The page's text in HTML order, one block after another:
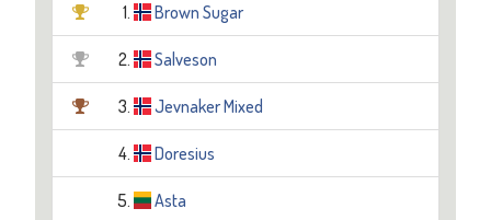
1. Brown Sugar
2. Salveson
3. Jevnaker Mixed
4. Doresius
5. Asta